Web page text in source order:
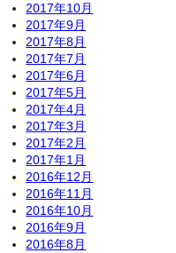
2017年10月
2017年9月
2017年8月
2017年7月
2017年6月
2017年5月
2017年4月
2017年3月
2017年2月
2017年1月
2016年12月
2016年11月
2016年10月
2016年9月
2016年8月